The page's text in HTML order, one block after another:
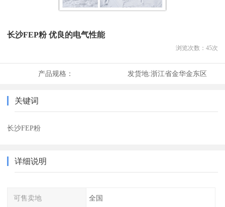
长沙FEP粉 优良的电气性能
浏览次数： 45次
产品规格： 发货地:浙江省金华金东区
关键词
长沙FEP粉
详细说明
可售卖地 全国